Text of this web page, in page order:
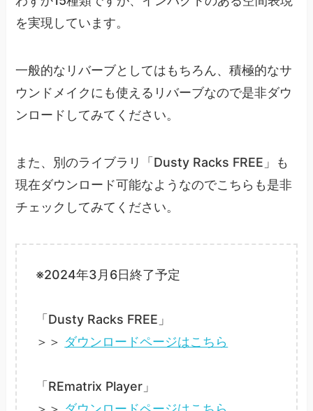
を実現しています。
一般的なリバーブとしてはもちろん、積極的なサ
ウンドメイクにも使えるリバーブなので是非ダウ
ンロードしてみてください。
また、別のライブラリ「Dusty Racks FREE」も
現在ダウンロード可能なようなのでこちらも是非
チェックしてみてください。
※2024年3月6日終了予定
「Dusty Racks FREE」
＞＞ ダウンロードページはこちら
「REmatrix Player」